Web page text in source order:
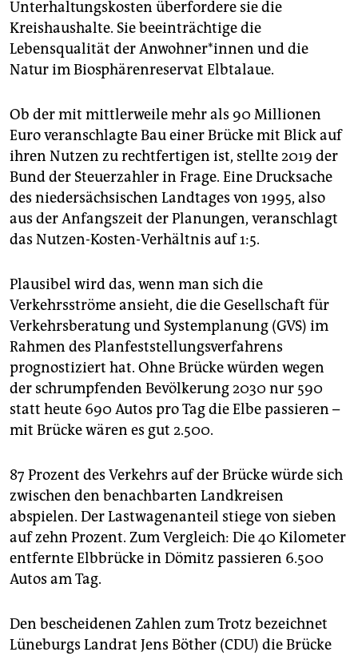
Unterhaltungskosten überfordere sie die
Kreishaushalte. Sie beeinträchtige die
Lebensqualität der An­woh­ne­r*in­nen und die
Natur im Biosphärenreservat Elbtalaue.
Ob der mit mittlerweile mehr als 90 Millionen
Euro veranschlagte Bau einer Brücke mit Blick auf
ihren Nutzen zu rechtfertigen ist, stellte 2019 der
Bund der Steuerzahler in Frage. Eine Drucksache
des niedersächsischen Landtages von 1995, also
aus der Anfangszeit der Planungen, veranschlagt
das Nutzen-Kosten-Verhältnis auf 1:5.
Plausibel wird das, wenn man sich die
Verkehrsströme ansieht, die die Gesellschaft für
Verkehrsberatung und Systemplanung (GVS) im
Rahmen des Planfeststellungsverfahrens
prognostiziert hat. Ohne Brücke würden wegen
der schrumpfenden Bevölkerung 2030 nur 590
statt heute 690 Autos pro Tag die Elbe passieren –
mit Brücke wären es gut 2.500.
87 Prozent des Verkehrs auf der Brücke würde sich
zwischen den benachbarten Landkreisen
abspielen. Der Lastwagenanteil stiege von sieben
auf zehn Prozent. Zum Vergleich: Die 40 Kilometer
entfernte Elbbrücke in Dömitz passieren 6.500
Autos am Tag.
Den bescheidenen Zahlen zum Trotz bezeichnet
Lüneburgs Landrat Jens Böther (CDU) die Brücke